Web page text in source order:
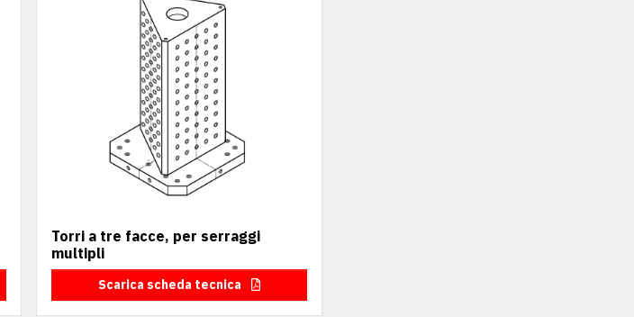
Torri a tre facce, per serraggi
multipli
Scarica scheda tecnica